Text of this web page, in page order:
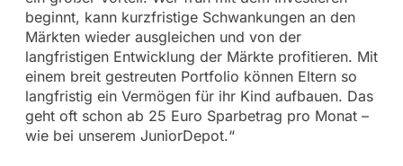
beginnt, kann kurzfristige Schwankungen an den
Märkten wieder ausgleichen und von der
langfristigen Entwicklung der Märkte profitieren. Mit
einem breit gestreuten Portfolio können Eltern so
langfristig ein Vermögen für ihr Kind aufbauen. Das
geht oft schon ab 25 Euro Sparbetrag pro Monat –
wie bei unserem JuniorDepot.“